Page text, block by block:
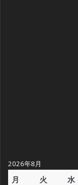
2026年8月
月 火 水